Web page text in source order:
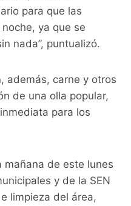
para que las
ya que se
nada”, puntualizó.
además, carne y otros
de una olla popular,
para los
mañana de este lunes
y de la SEN
limpieza del área,